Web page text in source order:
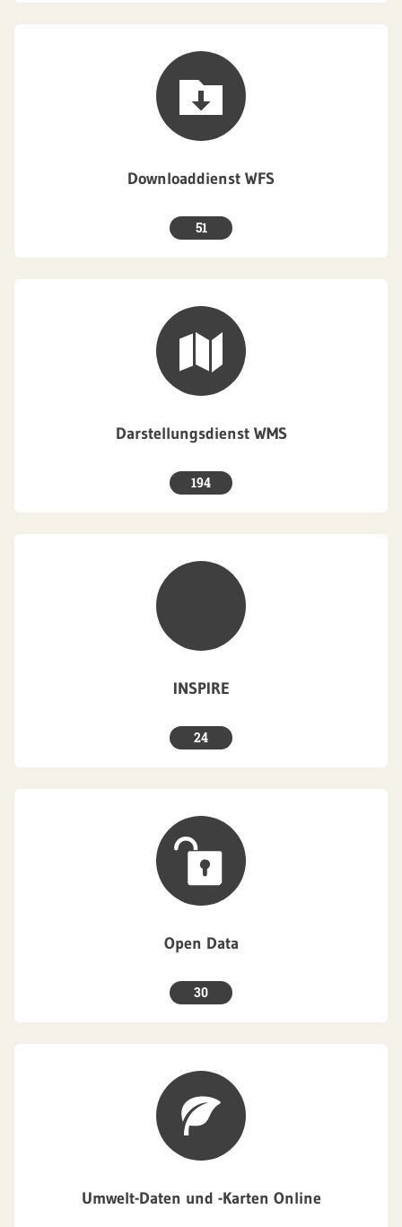
Downloaddienst WFS
51
Darstellungsdienst WMS
194
INSPIRE
24
Open Data
30
Umwelt-Daten und -Karten Online